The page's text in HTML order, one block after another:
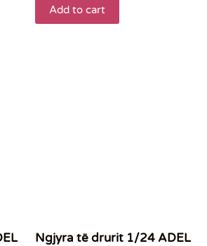
Add to cart
Ngjyra të drurit 1/24 ADEL